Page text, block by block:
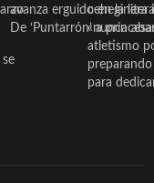
avanza erguido en la
De ‘Puntarrón’ a
ceheginera
«nunca
atletismo
para